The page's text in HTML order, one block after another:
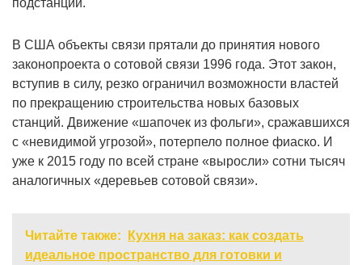
подстанции.
В США объекты связи прятали до принятия нового
законопроекта о сотовой связи 1996 года. Этот закон,
вступив в силу, резко ограничил возможности властей
по прекращению строительства новых базовых
станций. Движение «шапочек из фольги», сражавшихся
с «невидимой угрозой», потерпело полное фиаско. И
уже к 2015 году по всей стране «выросли» сотни тысяч
аналогичных «деревьев сотовой связи».
Читайте также:
Кухня на заказ: как создать
идеальное пространство для готовки и